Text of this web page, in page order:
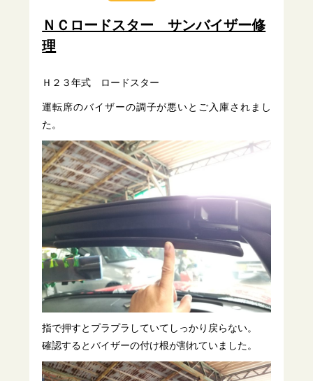
ＮＣロードスター サンバイザー修
理
Ｈ２３年式 ロードスター
運転席のバイザーの調子が悪いとご入庫されまし
た。
指で押すとプラプラしていてしっかり戻らない。
確認するとバイザーの付け根が割れていました。